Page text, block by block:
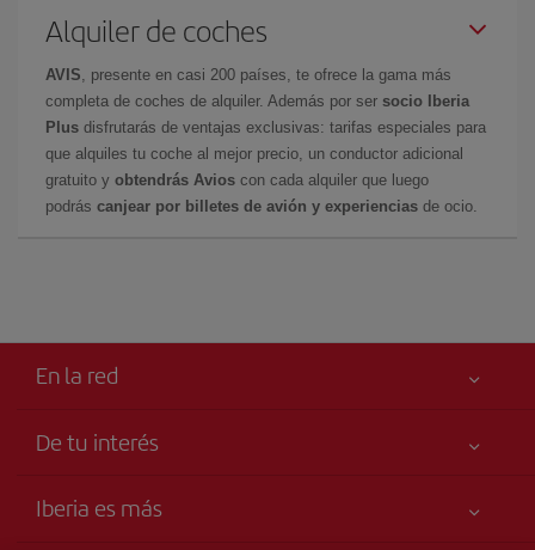
Alquiler de coches
AVIS , presente en casi 200 países, te ofrece la gama más
completa de coches de alquiler. Además por ser socio Iberia
Plus disfrutarás de ventajas exclusivas: tarifas especiales para
que alquiles tu coche al mejor precio, un conductor adicional
gratuito y obtendrás Avios con cada alquiler que luego
podrás canjear por billetes de avión y experiencias de ocio.
En la red
De tu interés
Accesibilidad
Iberia es más